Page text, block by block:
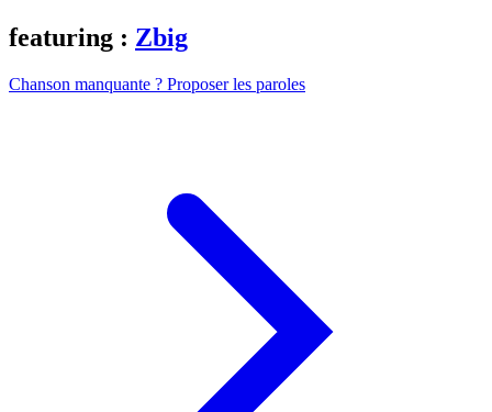
featuring : Zbig
Chanson manquante ? Proposer les paroles